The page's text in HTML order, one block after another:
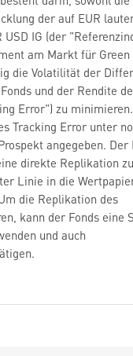
der auf EUR
USD IG (der
am Markt für Green
die Volatilität der
und der Rendite
Error") zu
Tracking Error unter
angegeben. Der
direkte Replikation zu
Linie in die
die Replikation des
kann der Fonds eine
und auch